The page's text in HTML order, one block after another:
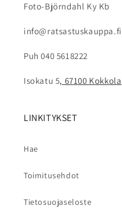
Foto-Björndahl Ky Kb
info@ratsastuskauppa.fi
Puh 040 5618222
Isokatu 5, 67100 Kokkola
LINKITYKSET
Hae
Toimitusehdot
Tietosuojaseloste